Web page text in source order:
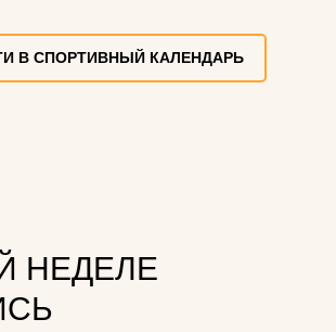
В СПОРТИВНЫЙ КАЛЕНДАРЬ
НЕДЕЛЕ